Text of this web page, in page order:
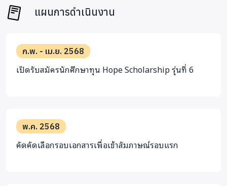
ภูมิใอย่างยิ่ง หนูขอสัญญาว่าจะส่งต่อความดีเหล่านี้โดยการ
เป็นผู้ให้กับคนรุ่นหลังต่อไปเหมือนที่หนูได้รับจากมูลนิธิเรดิ
นางสาวเจนจิรา เบเชกุ่ นักศึกษาทุน Hope Scholarship รุ่นที่
1 จบเกียรตินิยมอันดับ 1 (GPA 3.86) สาขาภาษาอังกฤษ คณะ
มอบโอกาสทางการศึกษาต่อระดับมหาวิทยาลัยให้หนู หลังจาก
เรียนจบหนูสามารถสอบบรรจุเป็นข้าราชการครูและสอนที่
โรงเรียนบ้านแจ่มหลวง จังหวัดเชียงใหม่ เพื่อเป็นส่วนหนึ่งใน
แผนการดำเนินงาน
ก.พ. - เม.ย. 2568
เปิดรับสมัครนักศึกษาทุน Hope Scholarship รุ่นที่ 6
พ.ค. 2568
คัดคัดเลือกรอบเอกสารเพื่อเข้าสัมภาษณ์รอบแรก